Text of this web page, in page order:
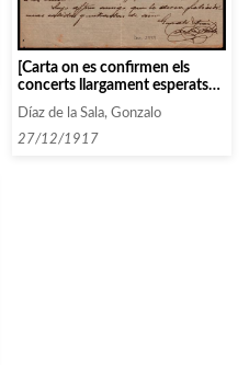
[Carta on es confirmen els
concerts llargament esperats
També es fa saber de la recent
creació d’una Societat
Díaz de la Sala, Gonzalo
27/12/1917